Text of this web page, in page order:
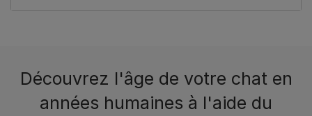
Découvrez l'âge de votre chat en
années humaines à l'aide du